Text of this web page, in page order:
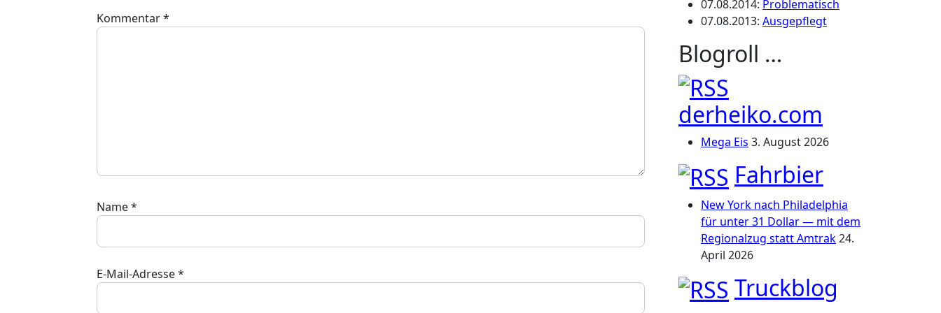
Kommentar*
Name*
E-Mail-Adresse*
07.08.2014: Problematisch
07.08.2013: Ausgepflegt
Blogroll …
derheiko.com
Mega Eis 3. August 2026
Fahrbier
New York nach Philadelphia
für unter 31 Dollar — mit dem
Regionalzug statt Amtrak24.
April 2026
Truckblog